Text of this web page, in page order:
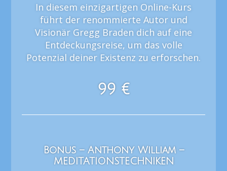
In diesem einzigartigen Online-Kurs
führt der renommierte Autor und
Visionär Gregg Braden dich auf eine
Entdeckungsreise, um das volle
Potenzial deiner Existenz zu erforschen.
99 €
Bonus – Anthony William –
MEDITATIONSTECHNIKEN